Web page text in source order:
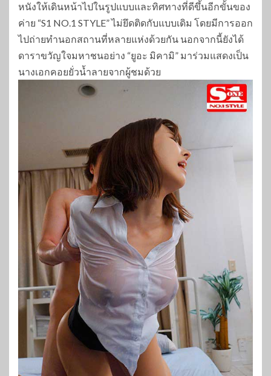
หนังให้เดินหน้าไปในรูปแบบและทิศทางที่ดีขึ้นอีกขั้นของ
ค่าย “S1 NO.1 STYLE” ไม่ยึดติดกับแบบเดิม โดยมีการออก
ไปถ่ายทำนอกสถานที่หลายแห่งด้วยกัน นอกจากนี้ยังได้
ดาราขวัญใจมหาชนอย่าง “ยูอะ มิคามิ” มาร่วมแสดงเป็น
นางเอกคอยยั่วน้ำลายจากผู้ชมด้วย